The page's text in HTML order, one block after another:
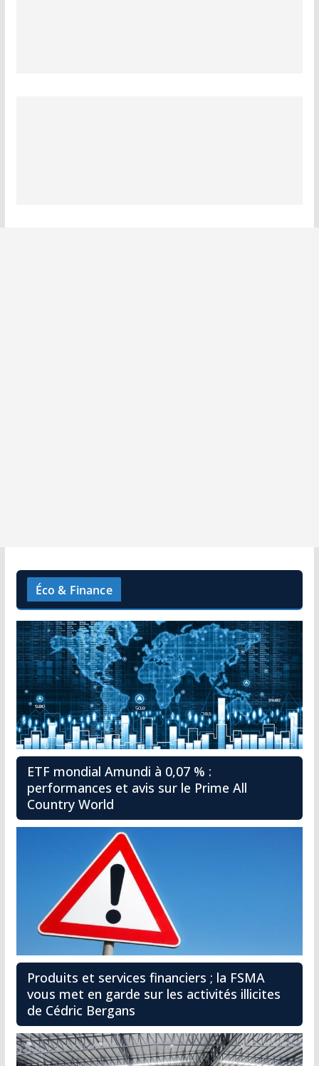
Éco & Finance
ETF mondial Amundi à 0,07 % :
performances et avis sur le Prime All
Country World
Produits et services financiers ; la FSMA
vous met en garde sur les activités illicites
de Cédric Bergans